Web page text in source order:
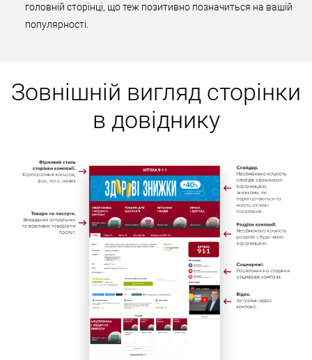
головній сторінці, що теж позитивно позначиться на вашій
популярності.
Зовнішній вигляд сторінки
в довіднику